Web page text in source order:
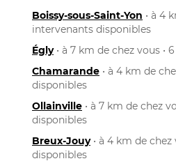
Boissy-sous-Saint-Yon • à 4
intervenants disponibles
Égly• à 7 km de chez vous •
Chamarande • à 4 km de
disponibles
Ollainville • à 7 km de chez
disponibles
Breux-Jouy• à 4 km de chez
disponibles